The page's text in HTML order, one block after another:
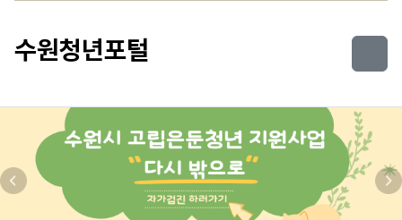
수원청년포털
이전